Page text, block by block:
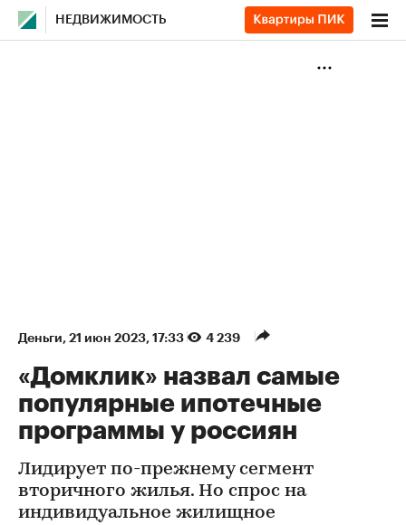
НЕДВИЖИМОСТЬ
Деньги⁠, 21 июн 2023, 17:33 4 239
«Домклик» назвал самые
популярные ипотечные
программы у россиян
Лидирует по-прежнему сегмент
вторичного жилья. Но спрос на
индивидуальное жилищное